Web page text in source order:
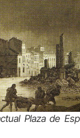
Plaza de